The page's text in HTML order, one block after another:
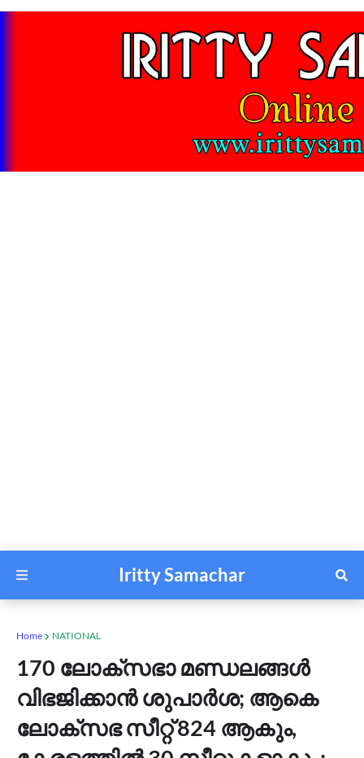
Iritty Samachar
Home NATIONAL
170 ലോക്‌സഭാ മണ്ഡലങ്ങള്‍
വിഭജിക്കാന്‍ ശുപാര്‍ശ; ആകെ
ലോക്‌സഭ സീറ്റ് 824 ആകും,